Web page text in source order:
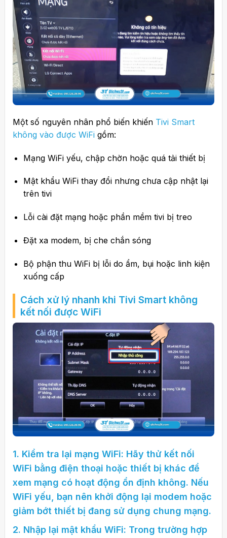
Một số nguyên nhân phổ biến khiến Tivi Smart
không vào được WiFi gồm:
Mạng WiFi yếu, chập chờn hoặc quá tải thiết bị
Mật khẩu WiFi thay đổi nhưng chưa cập nhật lại
trên tivi
Lỗi cài đặt mạng hoặc phần mềm tivi bị treo
Đặt xa modem, bị che chắn sóng
Bộ phận thu WiFi bị lỗi do ẩm, bụi hoặc linh kiện
xuống cấp
Cách xử lý nhanh khi Tivi Smart không
kết nối được WiFi
1. Kiểm tra lại mạng WiFi: Hãy thử kết nối
WiFi bằng điện thoại hoặc thiết bị khác để
xem mạng có hoạt động ổn định không. Nếu
WiFi yếu, bạn nên khởi động lại modem hoặc
giảm bớt thiết bị đang sử dụng chung mạng.
2. Nhập lại mật khẩu WiFi: Trong trường hợp